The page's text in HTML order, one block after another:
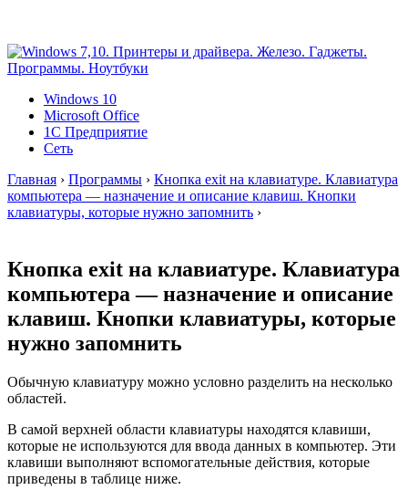
Windows 10
Microsoft Office
1C Предприятие
Сеть
Главная › Программы › Кнопка exit на клавиатуре. Клавиатура
компьютера — назначение и описание клавиш. Кнопки
клавиатуры, которые нужно запомнить ›
Кнопка exit на клавиатуре. Клавиатура
компьютера — назначение и описание
клавиш. Кнопки клавиатуры, которые
нужно запомнить
Обычную клавиатуру можно условно разделить на несколько
областей.
В самой верхней области клавиатуры находятся клавиши,
которые не используются для ввода данных в компьютер. Эти
клавиши выполняют вспомогательные действия, которые
приведены в таблице ниже.